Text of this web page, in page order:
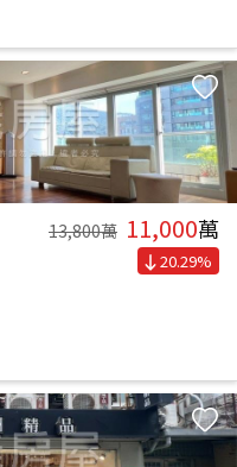
13,800萬 11,000萬
20.29%